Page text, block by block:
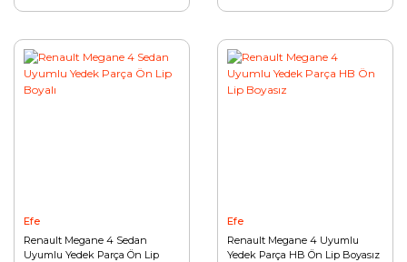
Efe
Renault Megane 4 Sedan
Uyumlu Yedek Parça Ön Lip
Efe
Renault Megane 4 Uyumlu
Yedek Parça HB Ön Lip Boyasız